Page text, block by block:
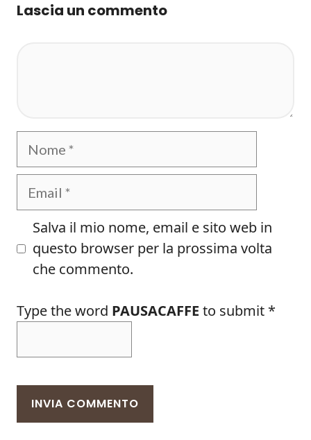
Lascia un commento
Nome
Email
Salva il mio nome, email e sito web in
questo browser per la prossima volta
che commento.
Type the word PAUSACAFFE to submit *